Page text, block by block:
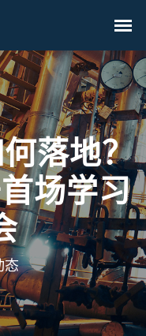
落地？
场学习
态